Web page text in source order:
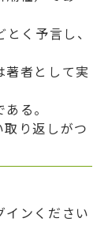
く予言し、
者として実
る。
り返しがつ
ンください